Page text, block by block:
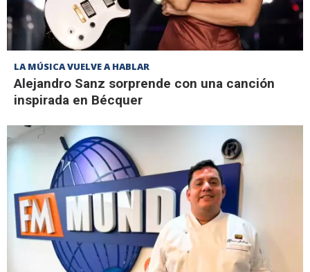
LA MÚSICA VUELVE A HABLAR
Alejandro Sanz sorprende con una canción
inspirada en Bécquer